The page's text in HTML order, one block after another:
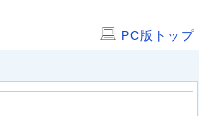
PC版トップ